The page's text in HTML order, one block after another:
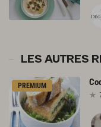
LES AUTRES
PREMIUM